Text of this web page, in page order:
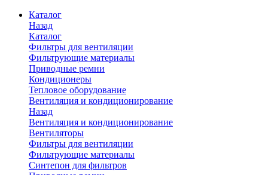
Каталог
Назад
Каталог
Фильтры для вентиляции
Фильтрующие материалы
Приводные ремни
Кондиционеры
Тепловое оборудование
Вентиляция и кондиционирование
Назад
Вентиляция и кондиционирование
Вентиляторы
Фильтры для вентиляции
Фильтрующие материалы
Синтепон для фильтров